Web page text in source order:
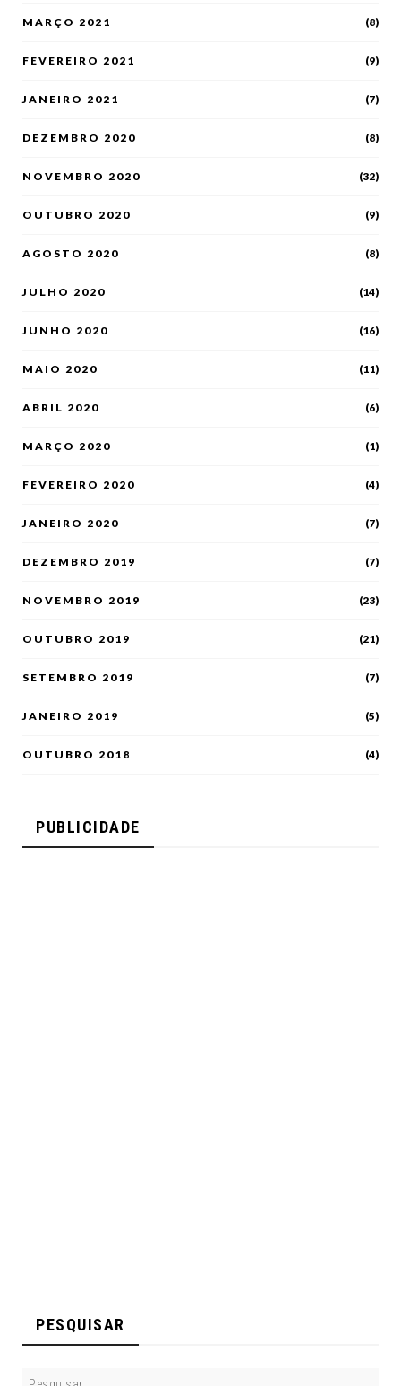
MARÇO 2021 (8)
FEVEREIRO 2021 (9)
JANEIRO 2021 (7)
DEZEMBRO 2020 (8)
NOVEMBRO 2020 (32)
OUTUBRO 2020 (9)
AGOSTO 2020 (8)
JULHO 2020 (14)
JUNHO 2020 (16)
MAIO 2020 (11)
ABRIL 2020 (6)
MARÇO 2020 (1)
FEVEREIRO 2020 (4)
JANEIRO 2020 (7)
DEZEMBRO 2019 (7)
NOVEMBRO 2019 (23)
OUTUBRO 2019 (21)
SETEMBRO 2019 (7)
JANEIRO 2019 (5)
OUTUBRO 2018 (4)
PUBLICIDADE
PESQUISAR